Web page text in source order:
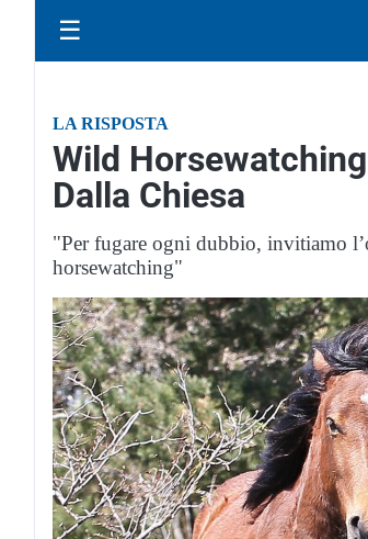
☰
LA RISPOSTA
Wild
Dalla Chiesa
"Per fugare ogni dubbio, invitiamo
horsewatching"